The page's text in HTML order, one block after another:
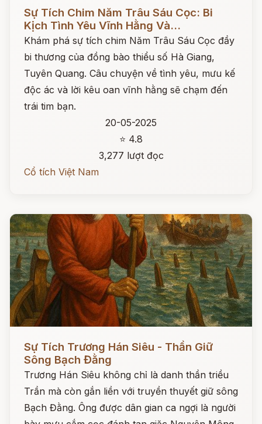
Sự Tích Chim Năm Trâu Sáu Cọc: Bi
Kịch Tình Yêu Vĩnh Hằng Và...
Khám phá sự tích chim Năm Trâu Sáu Cọc đầy
bi thương của đồng bào thiểu số Hà Giang,
Tuyên Quang. Câu chuyện về tình yêu, mưu kế
độc ác và lời kêu oan vĩnh hằng sẽ chạm đến
trái tim bạn.
20-05-2025
⭐ 4.8
3,277 lượt đọc
Cổ tích Việt Nam
Sự Tích Trương Hán Siêu - Thần Giữ
Sông Bạch Đằng
Trương Hán Siêu không chỉ là danh thần triều
Trần mà còn gắn liền với truyền thuyết giữ sông
Bạch Đằng. Ông được dân gian ca ngợi là người